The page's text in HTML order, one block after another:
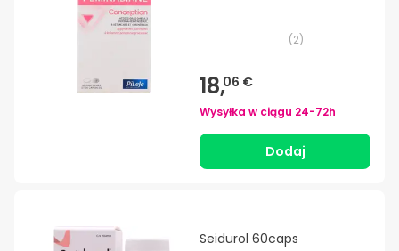
(2)
18,06 €
Wysyłka w ciągu 24-72h
Dodaj
Seidurol 60caps